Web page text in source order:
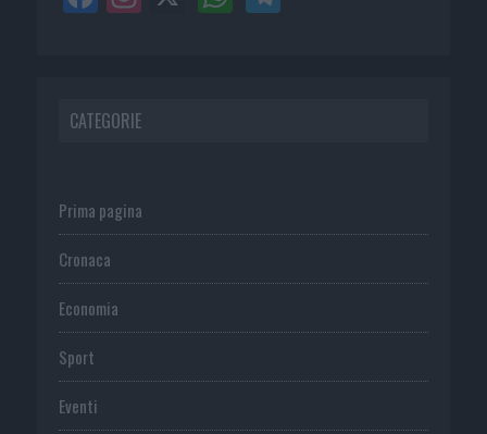
CATEGORIE
Prima pagina
Cronaca
Economia
Sport
Eventi